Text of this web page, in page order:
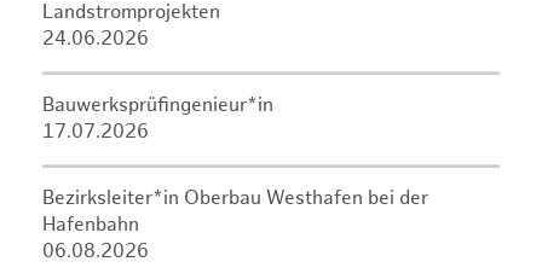
Landstromprojekten
24.06.2026
Bauwerksprüfingenieur*in
17.07.2026
Bezirksleiter*in Oberbau Westhafen bei der
Hafenbahn
06.08.2026